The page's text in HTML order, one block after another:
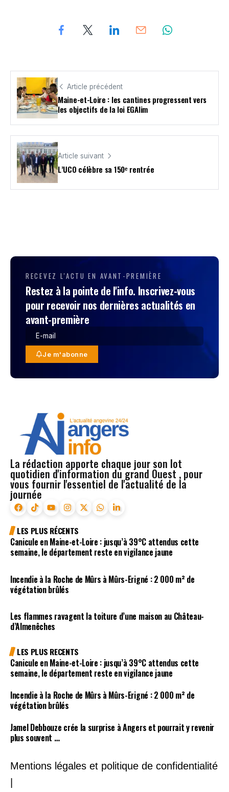
Article précédent
Maine-et-Loire : les cantines progressent vers
les objectifs de la loi EGAlim
Article suivant
L’UCO célèbre sa 150ᵉ rentrée
RECEVEZ L'ACTU EN AVANT-PREMIÈRE
Restez à la pointe de l'info. Inscrivez-vous
pour recevoir nos dernières actualités en
avant-première
Je m'abonne
La rédaction apporte chaque jour son lot
quotidien d'information du grand Ouest , pour
vous fournir l'essentiel de l'actualité de la
journée
LES PLUS RÉCENTS
Canicule en Maine-et-Loire : jusqu’à 39°C attendus cette
semaine, le département reste en vigilance jaune
Incendie à la Roche de Mûrs à Mûrs-Erigné : 2 000 m² de
végétation brûlés
Les flammes ravagent la toiture d’une maison au Château-
d’Almenêches
LES PLUS RECENTS
Canicule en Maine-et-Loire : jusqu’à 39°C attendus cette
semaine, le département reste en vigilance jaune
Incendie à la Roche de Mûrs à Mûrs-Erigné : 2 000 m² de
végétation brûlés
Jamel Debbouze crée la surprise à Angers et pourrait y revenir
plus souvent …
Mentions légales et politique de confidentialité